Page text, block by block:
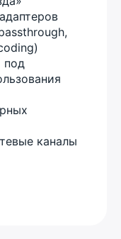
под
каналы